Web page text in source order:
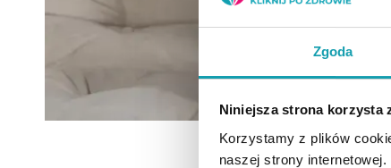
Zgoda
Niniejsza strona korzysta
Korzystamy z plików
naszej strony internetowej.